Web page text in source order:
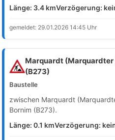
Länge: 3.4 kmVerzögerung:
gemeldet: 29.01.2026 14:45 Uhr
Marquardt
(B273)
Baustelle
zwischen Marquardt
Bornim (B273).
Länge: 0.1 kmVerzögerung: